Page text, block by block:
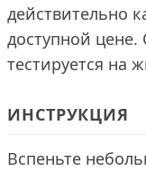
действительно
доступной
тестируется на
ИНСТРУКЦИЯ
Вспеньте